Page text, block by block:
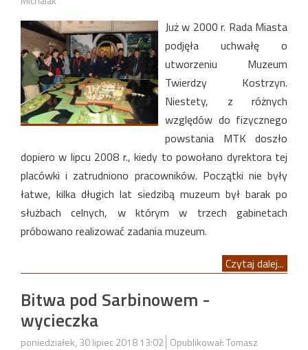
Już w 2000 r. Rada Miasta
podjęła uchwałę o
utworzeniu Muzeum
Twierdzy Kostrzyn.
Niestety, z różnych
względów do fizycznego
powstania MTK doszło
dopiero w lipcu 2008 r., kiedy to powołano dyrektora tej
placówki i zatrudniono pracowników. Początki nie były
łatwe, kilka długich lat siedzibą muzeum był barak po
służbach celnych, w którym w trzech gabinetach
próbowano realizować zadania muzeum.
Czytaj dalej...
Bitwa pod Sarbinowem -
wycieczka
poniedziałek, 30 lipiec 2018 13:02 Opublikował: Tomasz